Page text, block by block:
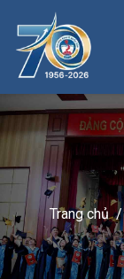
Trang chủ /